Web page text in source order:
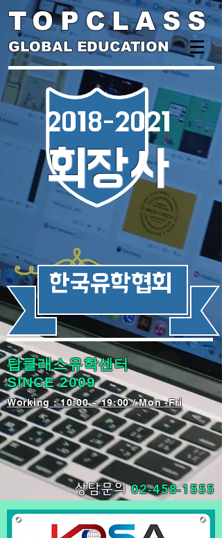
TOPCLASS
GLOBAL EDUCATION
2018-2021
회장사
​한국유학협회
탑클래스유학센터
SINCE 2009
​Working : 10:00 ~ 19:00 / Mon -Fri
상담문의 02-458-1555